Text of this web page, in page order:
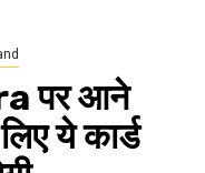
पर आने
ये कार्ड